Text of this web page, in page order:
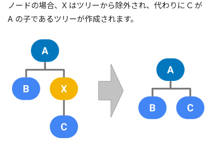
ノードの場合、X はツリーから除外され、代わりに C が
A の子であるツリーが作成されます。